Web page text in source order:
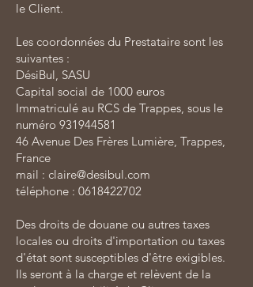
le Client.
Les coordonnées du Prestataire sont les
suivantes :
DésiBul, SASU
Capital social de 1000 euros
Immatriculé au RCS de Trappes, sous le
numéro 931944581
46 Avenue Des Frères Lumière, Trappes,
France
mail : claire@desibul.com
téléphone : 0618422702
Des droits de douane ou autres taxes
locales ou droits d'importation ou taxes
d'état sont susceptibles d'être exigibles.
Ils seront à la charge et relèvent de la